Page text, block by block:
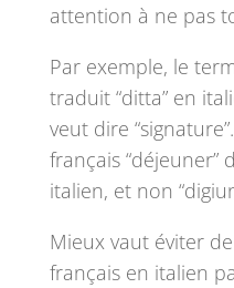
attention à ne pas
Par exemple, le
traduit “ditta” en
veut dire
français “déjeuner”
italien, et non
Mieux vaut éviter
français en italien